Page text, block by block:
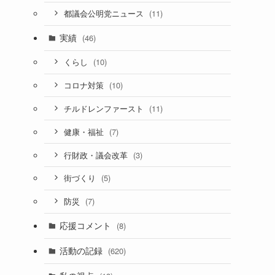
都議会公明党ニュース (11)
実績 (46)
くらし (10)
コロナ対策 (10)
チルドレンファースト (11)
健康・福祉 (7)
行財政・議会改革 (3)
街づくり (5)
防災 (7)
応援コメント (8)
活動の記録 (620)